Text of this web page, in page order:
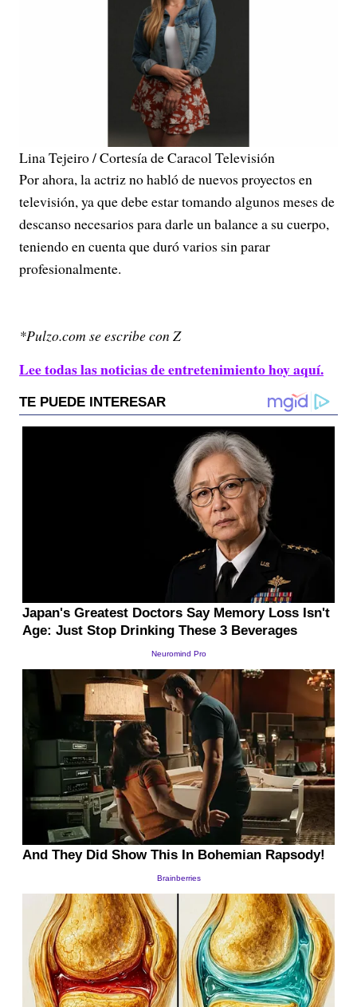
Lina Tejeiro / Cortesía de Caracol Televisión
Por ahora, la actriz no habló de nuevos proyectos en
televisión, ya que debe estar tomando algunos meses de
descanso necesarios para darle un balance a su cuerpo,
teniendo en cuenta que duró varios sin parar
profesionalmente.
*Pulzo.com se escribe con Z
Lee todas las noticias de entretenimiento hoy aquí.